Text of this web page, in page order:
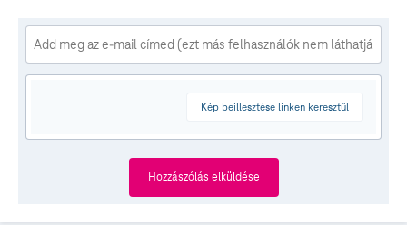
Kép beillesztése linken keresztül
Hozzászólás elküldése